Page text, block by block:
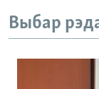
Выбар